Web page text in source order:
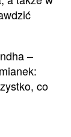
–
co